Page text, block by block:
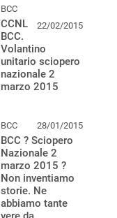
BCC
22/02/2015
CCNL
BCC.
Volantino
unitario sciopero
nazionale 2
marzo 2015
BCC 28/01/2015
BCC ? Sciopero
Nazionale 2
marzo 2015 ?
Non inventiamo
storie. Ne
abbiamo tante